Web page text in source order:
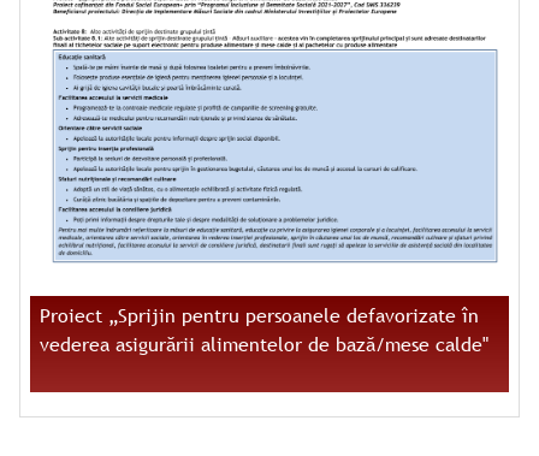
Proiect „Sprijin pentru persoanele defavorizate în
vederea asigurării alimentelor de bază/mese calde"